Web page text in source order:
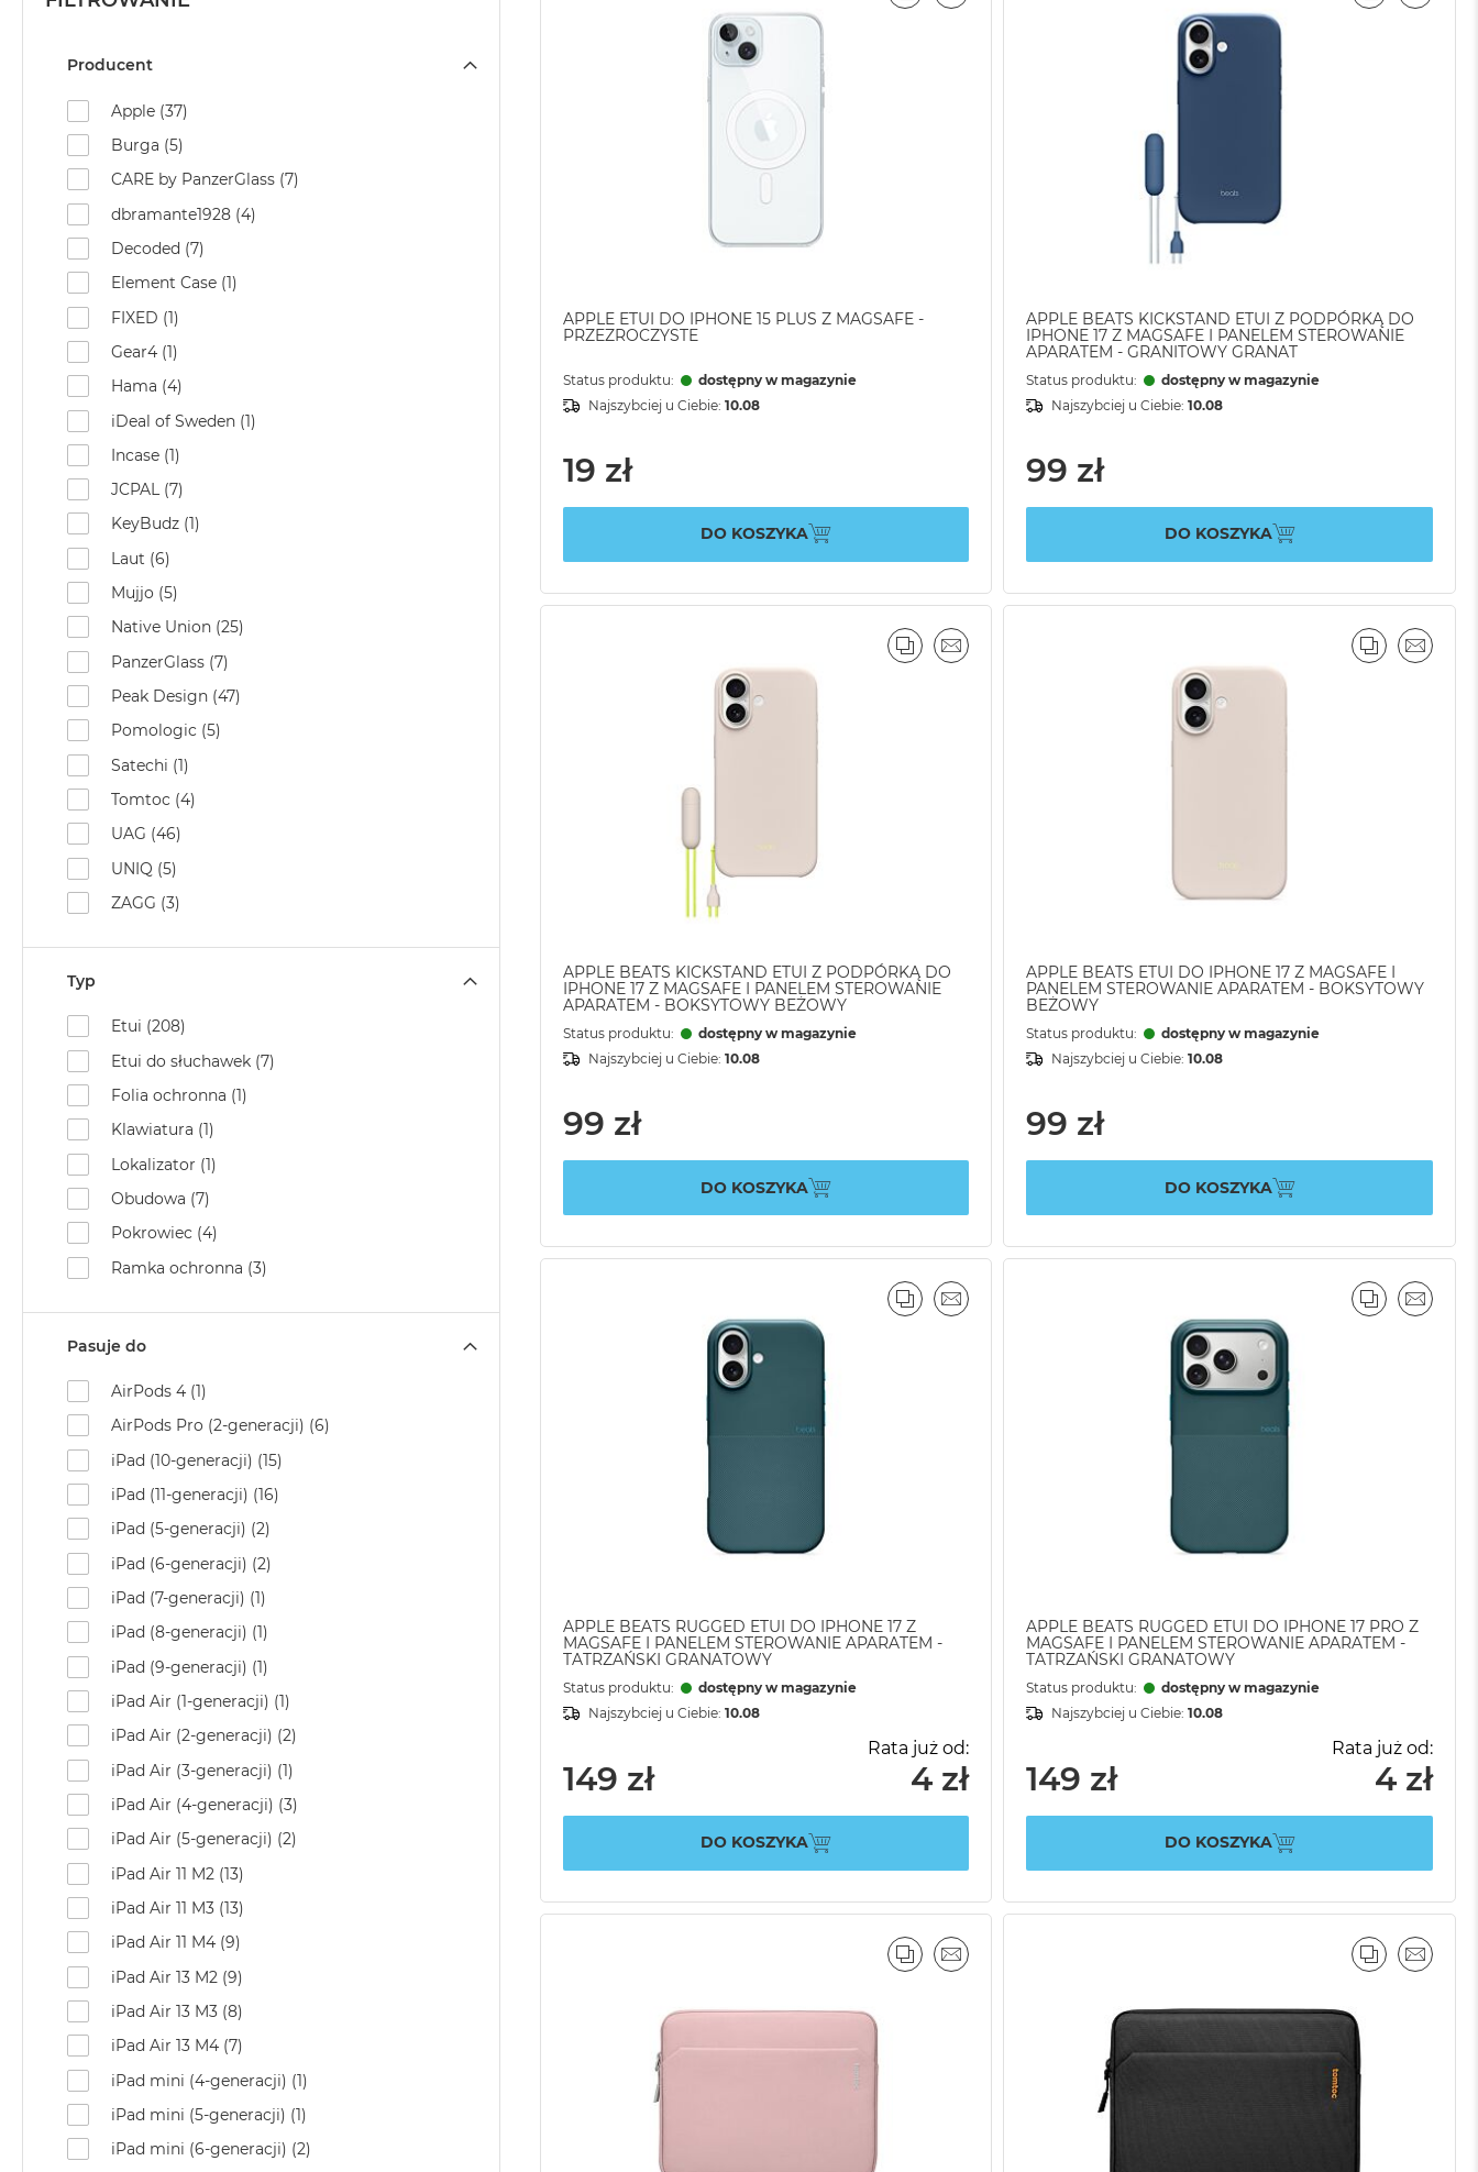
APPLE ETUI DO IPHONE 15 PLUS Z MAGSAFE -
PRZEZROCZYSTE
Status produktu:
dostępny w magazynie
Najszybciej u Ciebie: 10.08
19 zł
DO KOSZYKA
APPLE BEATS KICKSTAND ETUI Z PODPÓRKĄ DO
IPHONE 17 Z MAGSAFE I PANELEM STEROWANIE
APARATEM - GRANITOWY GRANAT
Status produktu:
dostępny w magazynie
Najszybciej u Ciebie:10.08
99 zł
DO KOSZYKA
APPLE BEATS KICKSTAND ETUI Z PODPÓRKĄ DO
IPHONE 17 Z MAGSAFE I PANELEM STEROWANIE
APARATEM - BOKSYTOWY BEŻOWY
Status produktu:
dostępny w magazynie
Najszybciej u Ciebie: 10.08
99 zł
DO KOSZYKA
PORÓWNAJ
EMAIL
APPLE BEATS ETUI DO IPHONE 17 Z MAGSAFE I
PANELEM STEROWANIE APARATEM - BOKSYTOWY
BEŻOWY
Status produktu:
dostępny w magazynie
Najszybciej u Ciebie:10.08
99 zł
DO KOSZYKA
PORÓWNAJ
EMAIL
APPLE BEATS RUGGED ETUI DO IPHONE 17 Z
MAGSAFE I PANELEM STEROWANIE APARATEM -
TATRZAŃSKI GRANATOWY
Status produktu:
dostępny w magazynie
Najszybciej u Ciebie: 10.08
149 zł
Rata już od:
4 zł
DO KOSZYKA
PORÓWNAJ
EMAIL
APPLE BEATS RUGGED ETUI DO IPHONE 17 PRO Z
MAGSAFE I PANELEM STEROWANIE APARATEM -
TATRZAŃSKI GRANATOWY
Status produktu:
dostępny w magazynie
Najszybciej u Ciebie:10.08
149 zł
Rata już od:
4 zł
DO KOSZYKA
PORÓWNAJ
EMAIL
PORÓWNAJ
EMAIL PORÓWNAJ
EMAIL
Producent
Apple (37)
Burga (5)
CARE by PanzerGlass (7)
dbramante1928 (4)
Decoded (7)
Element Case (1)
FIXED (1)
Gear4 (1)
Hama (4)
iDeal of Sweden (1)
Incase (1)
JCPAL (7)
KeyBudz (1)
Laut (6)
Mujjo (5)
Native Union (25)
PanzerGlass (7)
Peak Design (47)
Pomologic (5)
Satechi (1)
Tomtoc (4)
UAG (46)
UNIQ (5)
ZAGG (3)
Typ
Etui (208)
Etui do słuchawek (7)
Folia ochronna (1)
Klawiatura (1)
Lokalizator (1)
Obudowa (7)
Pokrowiec (4)
Ramka ochronna (3)
Pasuje do
AirPods 4 (1)
AirPods Pro (2-generacji) (6)
iPad (10-generacji) (15)
iPad (11-generacji) (16)
iPad (5-generacji) (2)
iPad (6-generacji) (2)
iPad (7-generacji) (1)
iPad (8-generacji) (1)
iPad (9-generacji) (1)
iPad Air (1-generacji) (1)
iPad Air (2-generacji) (2)
iPad Air (3-generacji) (1)
iPad Air (4-generacji) (3)
iPad Air (5-generacji) (2)
iPad Air 11 M2 (13)
iPad Air 11 M3 (13)
iPad Air 11 M4 (9)
iPad Air 13 M2 (9)
iPad Air 13 M3 (8)
iPad Air 13 M4 (7)
iPad mini (4-generacji) (1)
iPad mini (5-generacji) (1)
iPad mini (6-generacji) (2)